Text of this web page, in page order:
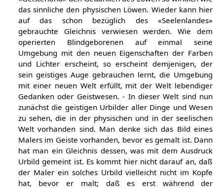
das sinnliche den physischen Löwen. Wieder kann hier
auf das schon bezüglich des «Seelenlandes»
gebrauchte Gleichnis verwiesen werden. Wie dem
operierten Blindgeborenen auf einmal seine
Umgebung mit den neuen Eigenschaften der Farben
und Lichter erscheint, so erscheint demjenigen, der
sein geistiges Auge gebrauchen lernt, die Umgebung
mit einer neuen Welt erfüllt, mit der Welt lebendiger
Gedanken oder Geistwesen. - In dieser Welt sind nun
zunächst die geistigen Urbilder aller Dinge und Wesen
zu sehen, die in der physischen und in der seelischen
Welt vorhanden sind. Man denke sich das Bild eines
Malers im Geiste vorhanden, bevor es gemalt ist. Dann
hat man ein Gleichnis dessen, was mit dem Ausdruck
Urbild gemeint ist. Es kommt hier nicht darauf an, daß
der Maler ein solches Urbild vielleicht nicht im Kopfe
hat, bevor er malt; daß es erst während der